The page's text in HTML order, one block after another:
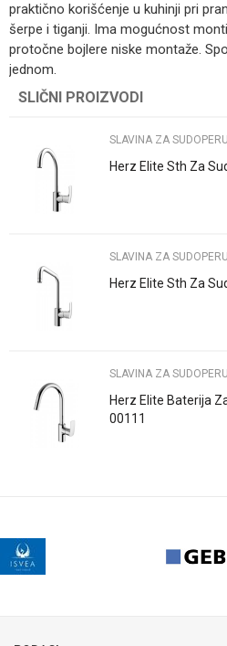
praktično korišćenje u kuhinji pri
šerpe i tiganji. Ima mogućnost
protočne bojlere niske montaže.
jednom.
Ime/Nadimak
Email
Kategorija
Način ugradnje/Tip
Uvoznik / proizvodjač
SLIČNI PROIZVODI
SLAVINA ZA SUDOPERU
Herz Elite Sth Za
SLAVINA ZA SUDOPERU
Herz Elite Sth Za
SLAVINA ZA SUDOPERU
Herz Elite Baterija
00111